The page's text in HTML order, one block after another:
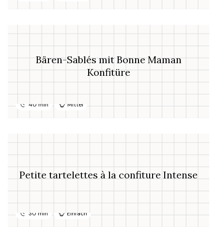
Bären-Sablés mit Bonne Maman
Konfitüre
40 min Mittel
Petite tartelettes à la confiture Intense
30 min Einfach